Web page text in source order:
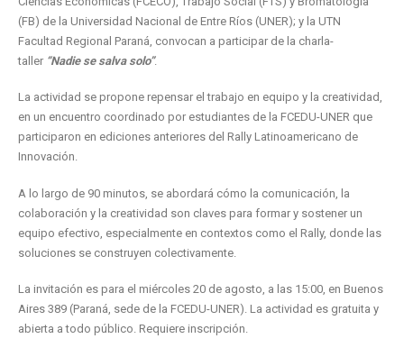
(FB) de la Universidad Nacional de Entre Ríos (UNER); y la UTN
Facultad Regional Paraná, convocan a participar de la charla-
taller “Nadie se salva solo”.
La actividad se propone repensar el trabajo en equipo y la creatividad,
en un encuentro coordinado por estudiantes de la FCEDU-UNER que
participaron en ediciones anteriores del Rally Latinoamericano de
Innovación.
A lo largo de 90 minutos, se abordará cómo la comunicación, la
colaboración y la creatividad son claves para formar y sostener un
equipo efectivo, especialmente en contextos como el Rally, donde las
soluciones se construyen colectivamente.
La invitación es para el miércoles 20 de agosto, a las 15:00, en Buenos
Aires 389 (Paraná, sede de la FCEDU-UNER). La actividad es gratuita y
abierta a todo público. Requiere inscripción.